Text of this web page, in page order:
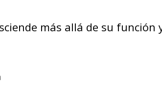
más allá de su función